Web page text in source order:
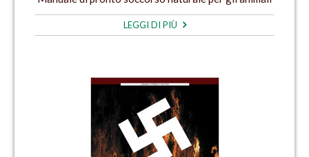
LEGGI DI PIÙ